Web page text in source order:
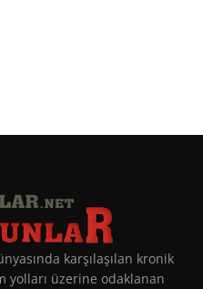
karşılaşılan kronik
yolları üzerine odaklanan